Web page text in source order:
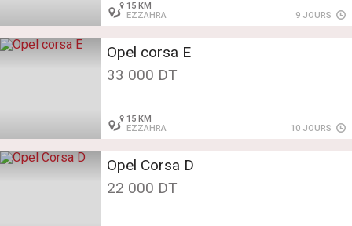
15 KM
EZZAHRA
9 JOURS
Opel corsa E
33 000 DT
15 KM
EZZAHRA
10 JOURS
Opel Corsa D
22 000 DT